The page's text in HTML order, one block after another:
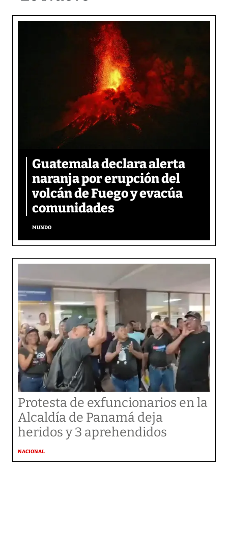
Guatemala declara alerta
naranja por erupción del
volcán de Fuego y evacúa
comunidades
MUNDO
Protesta de exfuncionarios en la
Alcaldía de Panamá deja
heridos y 3 aprehendidos
NACIONAL